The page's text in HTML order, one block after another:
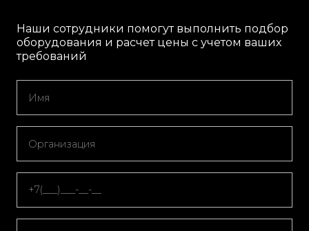
Наши сотрудники помогут выполнить подбор
оборудования и расчет цены с учетом ваших
требований